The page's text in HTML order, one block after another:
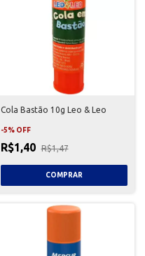
Cola Bastão 10g Leo & Leo
-5% OFF
R$1,40 R$1,47